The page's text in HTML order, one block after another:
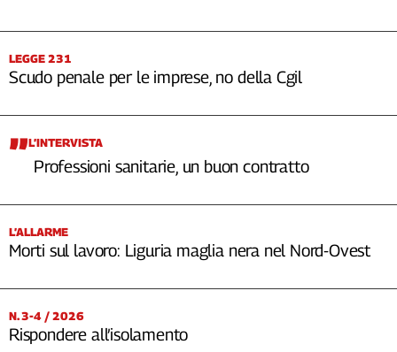
LEGGE 231
Scudo penale per le imprese, no della Cgil
L’INTERVISTA
Professioni sanitarie, un buon contratto
L’ALLARME
Morti sul lavoro: Liguria maglia nera nel Nord-Ovest
N. 3-4 / 2026
Rispondere all’isolamento